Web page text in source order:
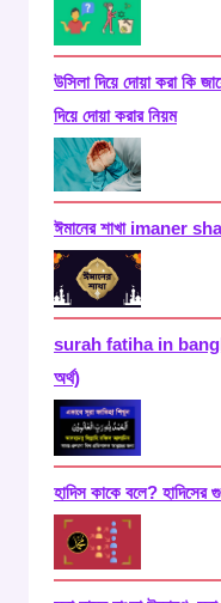
উসিলা দিয়ে দোয়া করা কি
দিয়ে দোয়া করার নিয়ম
ঈমানের শাখা imaner
surah fatiha in bangla
অর্থ)
হাদিস কাকে বলে?